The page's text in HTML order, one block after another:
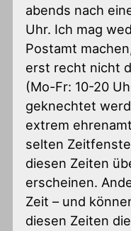
abends nach
Uhr. Ich mag
Postamt
erst recht nicht
(Mo-Fr: 10-20
geknechtet
extrem
selten
diesen Zeiten
erscheinen.
Zeit – und
diesen Zeiten